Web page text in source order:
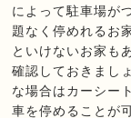
によって駐車場が
題なく停めれるお
といけないお家も
確認しておきまし
な場合はカーシー
車を停めることが